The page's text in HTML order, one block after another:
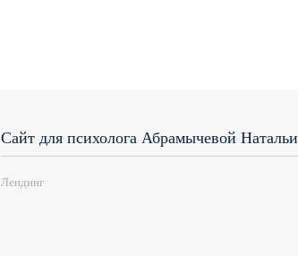
Сайт для психолога Абрамычевой Натальи
Лендинг